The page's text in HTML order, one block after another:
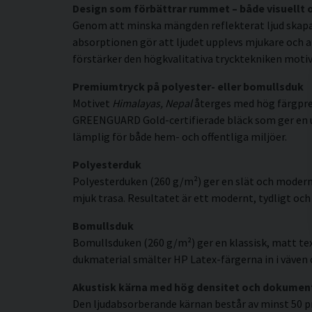
Design som förbättrar rummet – både visuellt
Genom att minska mängden reflekterat ljud
absorptionen gör att ljudet upplevs mjukare och
förstärker den högkvalitativa trycktekniken
Premiumtryck på polyester- eller bomullsduk
Motivet Himalayas, Nepalåterges med hög
GREENGUARD Gold-certifierade bläck som ger
lämplig för både hem- och offentliga miljöer.
Polyesterduk
Polyesterduken (260 g/m²) ger en slät och
mjuk trasa. Resultatet är ett modernt, tydligt
Bomullsduk
Bomullsduken (260 g/m²) ger en klassisk, matt
dukmaterial smälter HP Latex-färgerna in i
Akustisk kärna med hög densitet och
Den ljudabsorberande kärnan består av minst